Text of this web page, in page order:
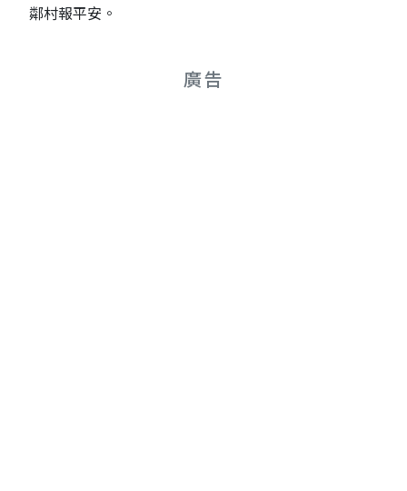
鄰村報平安。
廣告